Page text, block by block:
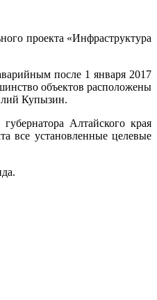
проекта «Инфраструктура
после 1 января 2017
объектов расположены
Купызин.
Алтайского края
все установленные целевые